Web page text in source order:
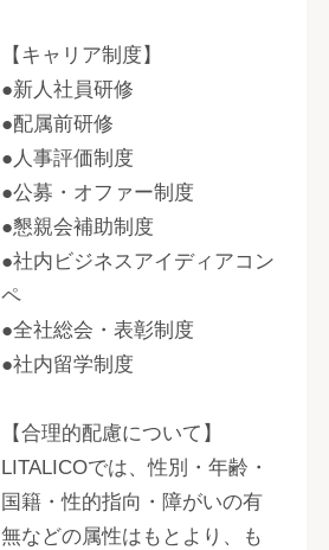
【キャリア制度】
●新人社員研修
●配属前研修
●人事評価制度
●公募・オファー制度
●懇親会補助制度
●社内ビジネスアイディアコン
ペ
●全社総会・表彰制度
●社内留学制度
【合理的配慮について】
LITALICOでは、性別・年齢・
国籍・性的指向・障がいの有
無などの属性はもとより、も